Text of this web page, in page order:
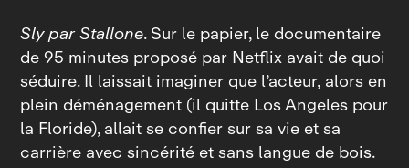
Sly par Stallone. Sur le papier, le documentaire
de 95 minutes proposé par Netflix avait de quoi
séduire. Il laissait imaginer que l’acteur, alors en
plein déménagement (il quitte Los Angeles pour
la Floride), allait se confier sur sa vie et sa
carrière avec sincérité et sans langue de bois.